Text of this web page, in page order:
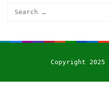
Copyright 2025